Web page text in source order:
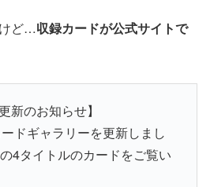
ど…収録カードが公式サイトで
新のお知らせ】
ドギャラリーを更新しまし
4タイトルのカードをご覧い